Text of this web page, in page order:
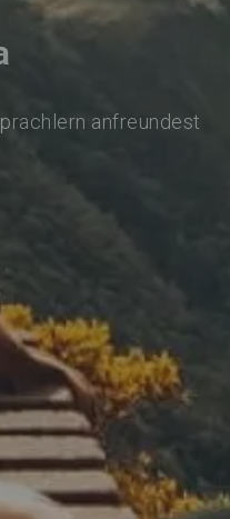
anfreundest